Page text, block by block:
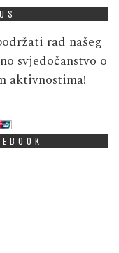
rad našeg
svjedočanstvo o
aktivnostima!